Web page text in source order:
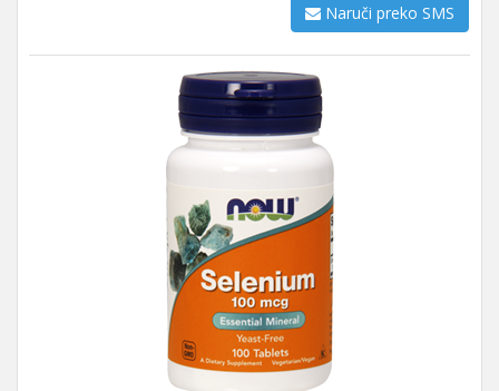
Naruči preko SMS